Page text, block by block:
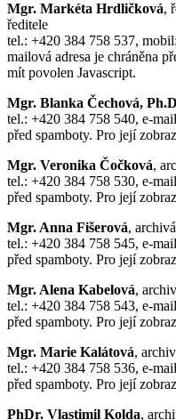
Mgr. Markéta Hrdličková,
ředitele
tel.: +420 384 758 537,
mailová adresa je chráněna
mít povolen Javascript.
Mgr. Blanka Čechová,
tel.: +420 384 758 540, e-
před spamboty. Pro její
Mgr. Veronika Čočková,
tel.: +420 384 758 530, e-
před spamboty. Pro její
Mgr. Anna Fišerová,
tel.: +420 384 758 545, e-
před spamboty. Pro její
Mgr. Alena Kabelová,
tel.: +420 384 758 543, e-
před spamboty. Pro její
Mgr. Marie Kalátová,
tel.: +420 384 758 536, e-
před spamboty. Pro její
PhDr. Vlastimil Kolda,